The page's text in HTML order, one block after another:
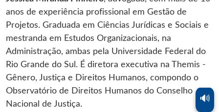
anos de experiência profissional em Gestão de
Projetos. Graduada em Ciências Jurídicas e Sociais e
mestranda em Estudos Organizacionais, na
Administração, ambas pela Universidade Federal do
Rio Grande do Sul. É diretora executiva na Themis -
Gênero, Justiça e Direitos Humanos, compondo o
Observatório de Direitos Humanos do Conselho
Nacional de Justiça.
🔊